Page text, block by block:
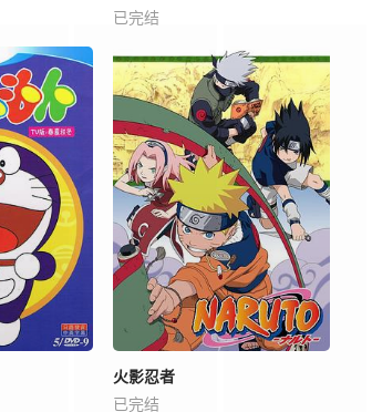
已完结
火影忍者
已完结